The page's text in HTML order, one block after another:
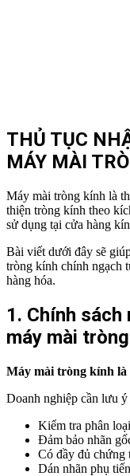
THỦ TỤC
MÁY MÀI
Máy mài tròng kính là
thiện tròng kính theo
sử dụng tại cửa hàng
Bài viết dưới đây sẽ
tròng kính chính ngạch
hàng hóa.
1. Chính sách
máy mài
Máy mài tròng kính là
Doanh nghiệp cần lưu
Kiểm tra phân
Đảm bảo nhãn
Có đầy đủ chứng
Dán nhãn phụ